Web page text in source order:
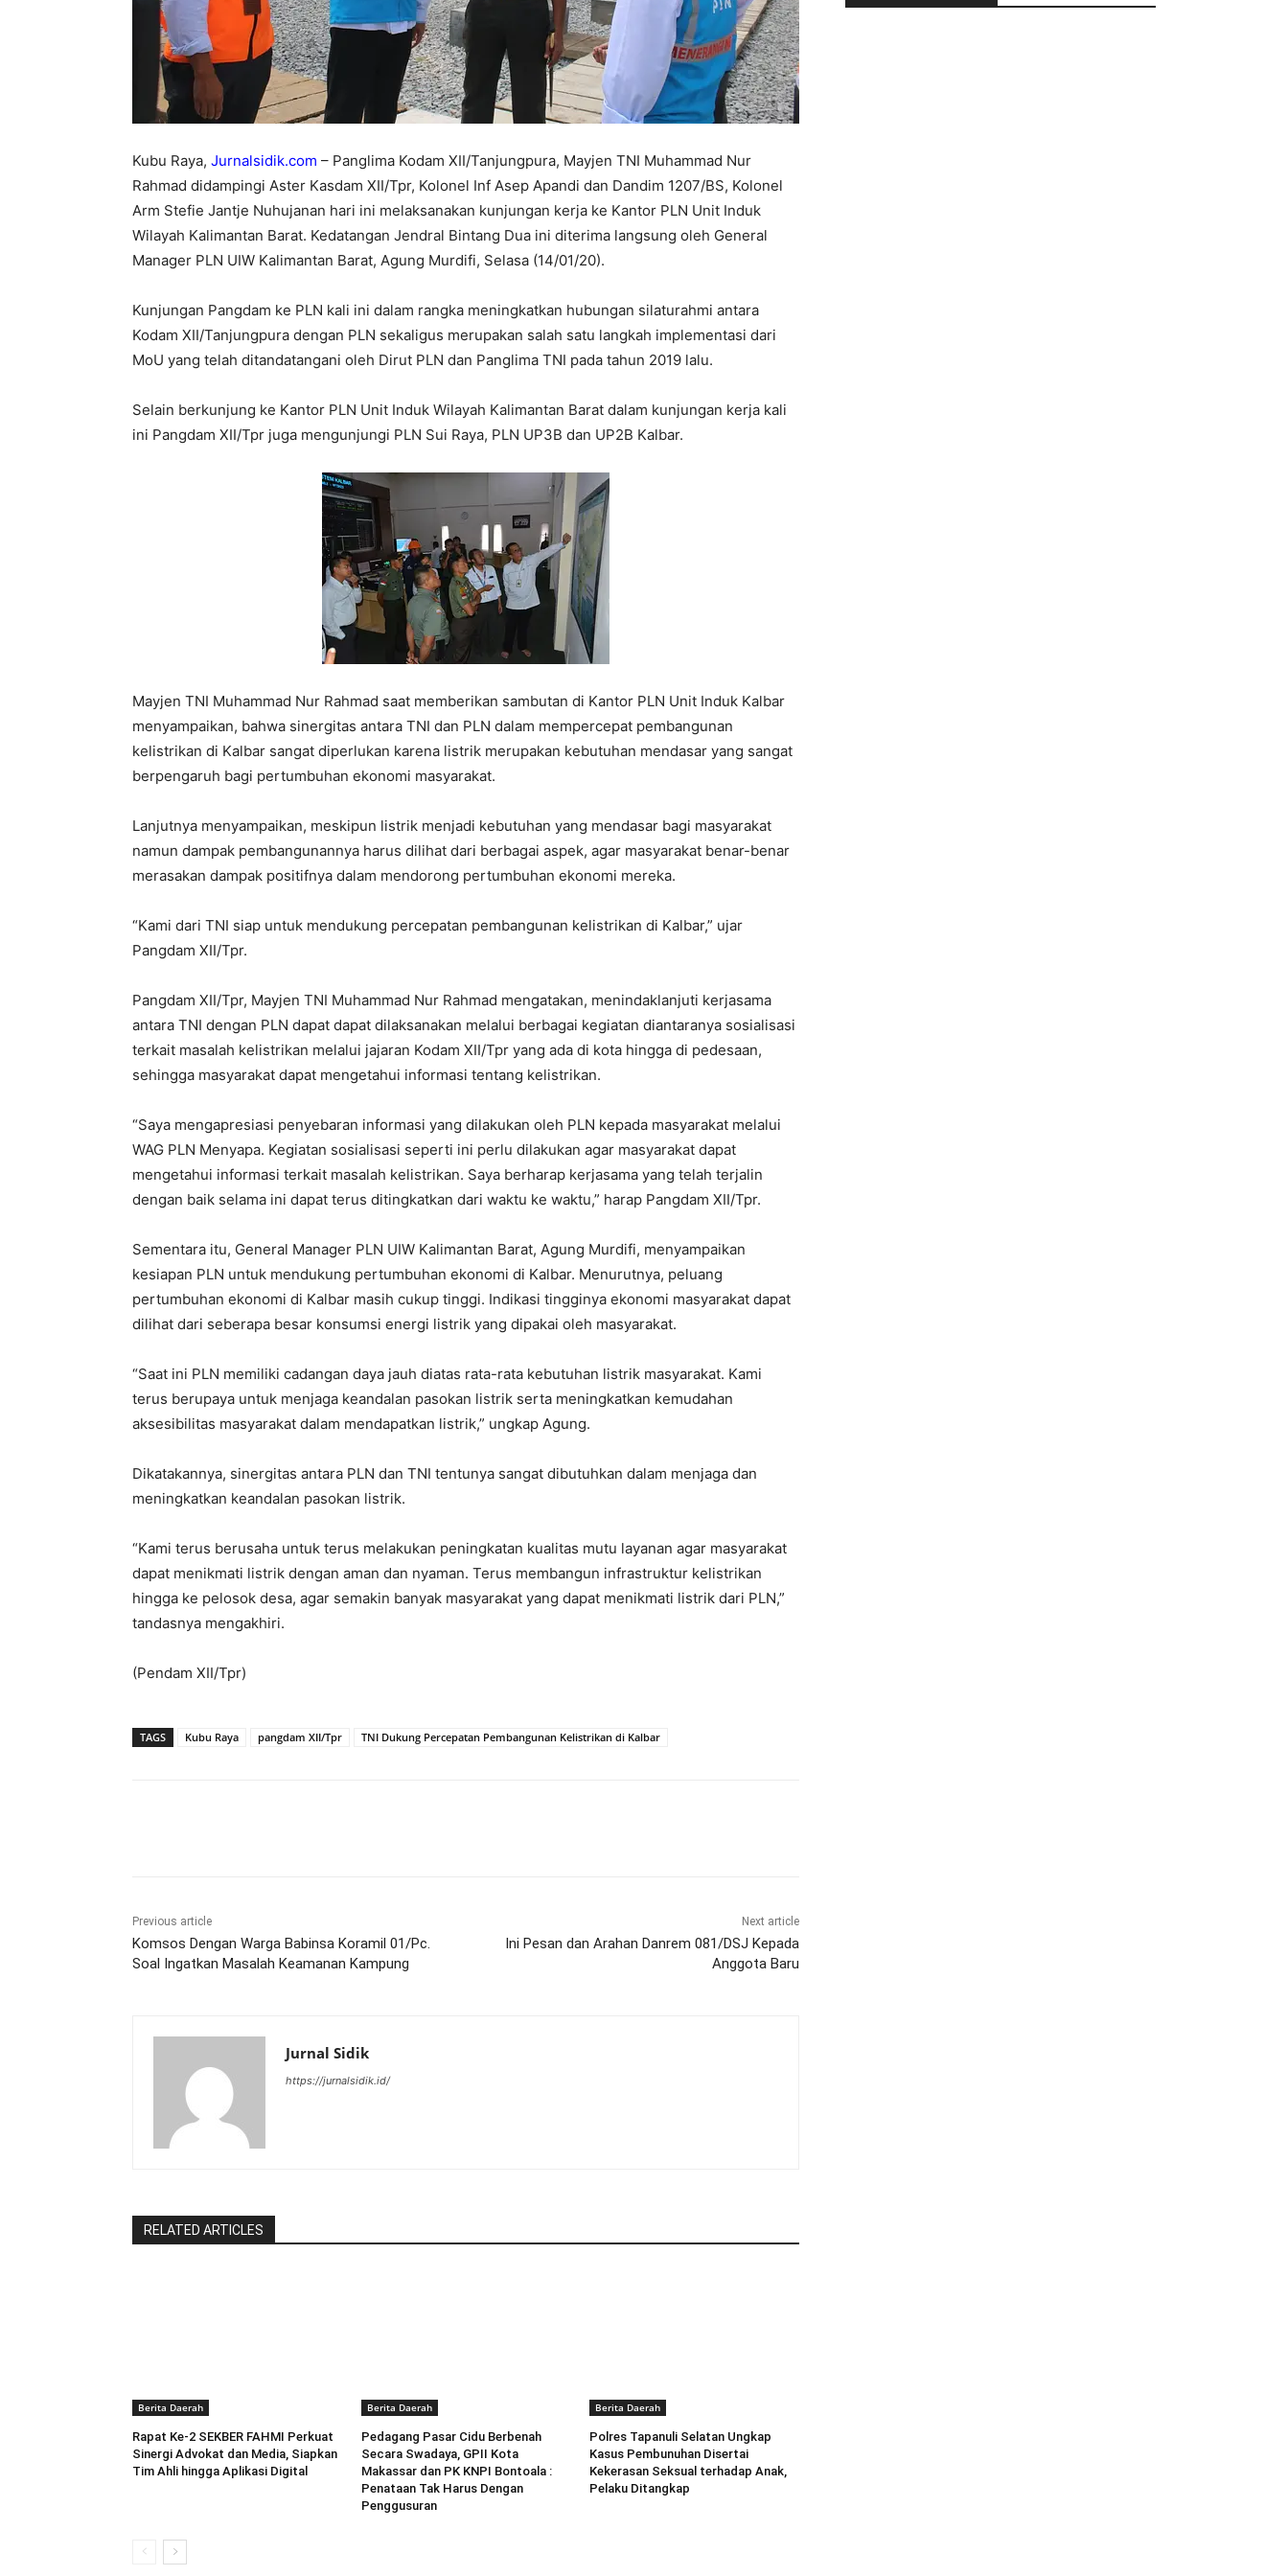
Kubu Raya, Jurnalsidik.com – Panglima Kodam XII/Tanjungpura, Mayjen TNI Muhammad Nur
Rahmad didampingi Aster Kasdam XII/Tpr, Kolonel Inf Asep Apandi dan Dandim 1207/BS, Kolonel
Arm Stefie Jantje Nuhujanan hari ini melaksanakan kunjungan kerja ke Kantor PLN Unit Induk
Wilayah Kalimantan Barat. Kedatangan Jendral Bintang Dua ini diterima langsung oleh General
Manager PLN UIW Kalimantan Barat, Agung Murdifi, Selasa (14/01/20).
Kunjungan Pangdam ke PLN kali ini dalam rangka meningkatkan hubungan silaturahmi antara
Kodam XII/Tanjungpura dengan PLN sekaligus merupakan salah satu langkah implementasi dari
MoU yang telah ditandatangani oleh Dirut PLN dan Panglima TNI pada tahun 2019 lalu.
Selain berkunjung ke Kantor PLN Unit Induk Wilayah Kalimantan Barat dalam kunjungan kerja kali
ini Pangdam XII/Tpr juga mengunjungi PLN Sui Raya, PLN UP3B dan UP2B Kalbar.
Mayjen TNI Muhammad Nur Rahmad saat memberikan sambutan di Kantor PLN Unit Induk Kalbar
menyampaikan, bahwa sinergitas antara TNI dan PLN dalam mempercepat pembangunan
kelistrikan di Kalbar sangat diperlukan karena listrik merupakan kebutuhan mendasar yang sangat
berpengaruh bagi pertumbuhan ekonomi masyarakat.
Lanjutnya menyampaikan, meskipun listrik menjadi kebutuhan yang mendasar bagi masyarakat
namun dampak pembangunannya harus dilihat dari berbagai aspek, agar masyarakat benar-benar
merasakan dampak positifnya dalam mendorong pertumbuhan ekonomi mereka.
“Kami dari TNI siap untuk mendukung percepatan pembangunan kelistrikan di Kalbar,” ujar
Pangdam XII/Tpr.
Pangdam XII/Tpr, Mayjen TNI Muhammad Nur Rahmad mengatakan, menindaklanjuti kerjasama
antara TNI dengan PLN dapat dapat dilaksanakan melalui berbagai kegiatan diantaranya sosialisasi
terkait masalah kelistrikan melalui jajaran Kodam XII/Tpr yang ada di kota hingga di pedesaan,
sehingga masyarakat dapat mengetahui informasi tentang kelistrikan.
“Saya mengapresiasi penyebaran informasi yang dilakukan oleh PLN kepada masyarakat melalui
WAG PLN Menyapa. Kegiatan sosialisasi seperti ini perlu dilakukan agar masyarakat dapat
mengetahui informasi terkait masalah kelistrikan. Saya berharap kerjasama yang telah terjalin
dengan baik selama ini dapat terus ditingkatkan dari waktu ke waktu,” harap Pangdam XII/Tpr.
Sementara itu, General Manager PLN UIW Kalimantan Barat, Agung Murdifi, menyampaikan
kesiapan PLN untuk mendukung pertumbuhan ekonomi di Kalbar. Menurutnya, peluang
pertumbuhan ekonomi di Kalbar masih cukup tinggi. Indikasi tingginya ekonomi masyarakat dapat
dilihat dari seberapa besar konsumsi energi listrik yang dipakai oleh masyarakat.
“Saat ini PLN memiliki cadangan daya jauh diatas rata-rata kebutuhan listrik masyarakat. Kami
terus berupaya untuk menjaga keandalan pasokan listrik serta meningkatkan kemudahan
aksesibilitas masyarakat dalam mendapatkan listrik,” ungkap Agung.
Dikatakannya, sinergitas antara PLN dan TNI tentunya sangat dibutuhkan dalam menjaga dan
meningkatkan keandalan pasokan listrik.
“Kami terus berusaha untuk terus melakukan peningkatan kualitas mutu layanan agar masyarakat
dapat menikmati listrik dengan aman dan nyaman. Terus membangun infrastruktur kelistrikan
hingga ke pelosok desa, agar semakin banyak masyarakat yang dapat menikmati listrik dari PLN,”
tandasnya mengakhiri.
(Pendam XII/Tpr)
TAGS Kubu Raya pangdam XII/Tpr TNI Dukung Percepatan Pembangunan Kelistrikan di Kalbar
Previous article
Komsos Dengan Warga Babinsa Koramil 01/Pc.
Soal Ingatkan Masalah Keamanan Kampung
Next article
Ini Pesan dan Arahan Danrem 081/DSJ Kepada
Anggota Baru
Jurnal Sidik
https://jurnalsidik.id/
RELATED ARTICLES
Berita Daerah
Rapat Ke-2 SEKBER FAHMI Perkuat
Sinergi Advokat dan Media, Siapkan
Tim Ahli hingga Aplikasi Digital
Berita Daerah
Pedagang Pasar Cidu Berbenah
Secara Swadaya, GPII Kota
Makassar dan PK KNPI Bontoala :
Penataan Tak Harus Dengan
Penggusuran
Berita Daerah
Polres Tapanuli Selatan Ungkap
Kasus Pembunuhan Disertai
Kekerasan Seksual terhadap Anak,
Pelaku Ditangkap